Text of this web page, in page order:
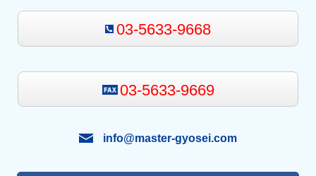
03-5633-9668
03-5633-9669
info@master-gyosei.com